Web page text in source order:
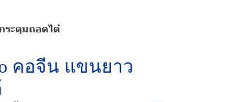
ระดุมถอดได้
คอจีน แขนยาว